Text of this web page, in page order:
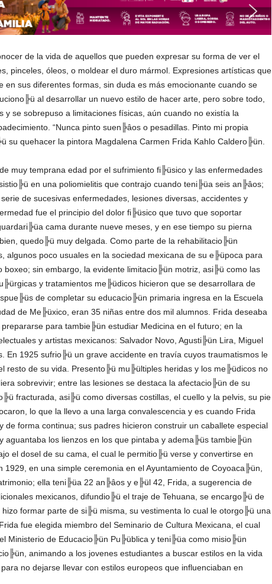
de la vida de aquellos que pueden expresar su forma de ver el
pinceles, óleos, o moldear el duro mármol. Expresiones artísticas que
en sus diferentes formas, sin duda es más emocionante cuando se
al desarrollar un nuevo estilo de hacer arte, pero sobre todo,
y se sobrepuso a limitaciones físicas, aún cuando no existía la
“Nunca pinto suen╠âos o pesadillas. Pinto mi propia
su quehacer la pintora Magdalena Carmen Frida Kahlo Caldero╠ün.
muy temprana edad por el sufrimiento fi╠üsico y las enfermedades
en una poliomielitis que contrajo cuando teni╠üa seis an╠âos;
de sucesivas enfermedades, lesiones diversas, accidentes y
fue el principio del dolor fi╠üsico que tuvo que soportar
cama durante nueve meses, y en ese tiempo su pierna
quedo╠ü muy delgada. Como parte de la rehabilitacio╠ün
algunos poco usuales en la sociedad mexicana de su e╠üpoca para
sin embargo, la evidente limitacio╠ün motriz, asi╠ü como las
y tratamientos me╠üdicos hicieron que se desarrollara de
de completar su educacio╠ün primaria ingresa en la Escuela
de Me╠üxico, eran 35 niñas entre dos mil alumnos. Frida deseaba
para tambie╠ün estudiar Medicina en el futuro; en la
y artistas mexicanos: Salvador Novo, Agusti╠ün Lira, Miguel
En 1925 sufrio╠ü un grave accidente en travía cuyos traumatismos le
resto de su vida. Presento╠ü mu╠ültiples heridas y los me╠üdicos no
sobrevivir; entre las lesiones se destaca la afectacio╠ün de su
fracturada, asi╠ü como diversas costillas, el cuello y la pelvis, su pie
lo que la llevo a una larga convalescencia y es cuando Frida
de forma continua; sus padres hicieron construir un caballete especial
aguantaba los lienzos en los que pintaba y adema╠üs tambie╠ün
el dosel de su cama, el cual le permitio╠ü verse y convertirse en
1929, en una simple ceremonia en el Ayuntamiento de Coyoaca╠ün,
ella teni╠üa 22 an╠âos y e╠ül 42, Frida, a sugerencia de
mexicanos, difundio╠ü el traje de Tehuana, se encargo╠ü de
formar parte de si╠ü misma, su vestimenta lo cual le otorgo╠ü una
fue elegida miembro del Seminario de Cultura Mexicana, el cual
Ministerio de Educacio╠ün Pu╠üblica y teni╠üa como misio╠ün
animando a los jovenes estudiantes a buscar estilos en la vida
no dejarse llevar con estilos europeos que influenciaban en